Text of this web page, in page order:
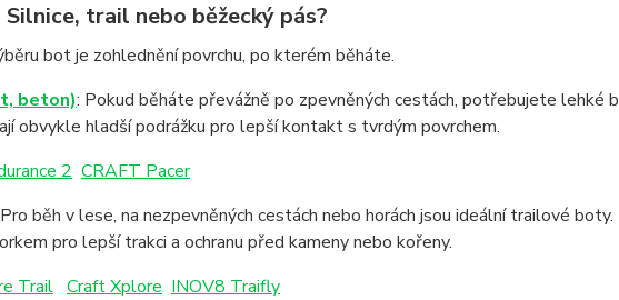
trail nebo běžecký pás?
bot je zohlednění povrchu, po kterém běháte.
beton): Pokud běháte převážně po zpevněných cestách, potřebujete lehké
obvykle hladší podrážku pro lepší kontakt s tvrdým povrchem.
2 CRAFT Pacer
běh v lese, na nezpevněných cestách nebo horách jsou ideální trailové
pro lepší trakci a ochranu před kameny nebo kořeny.
Trail Craft Xplore INOV8 Traifly